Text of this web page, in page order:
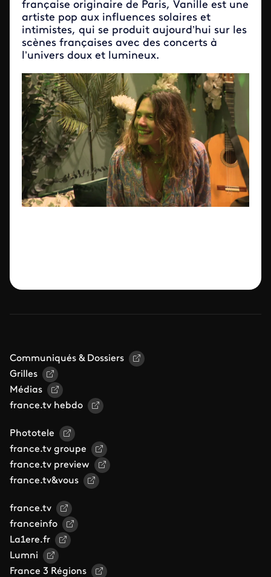
française originaire de Paris, Vanille est une
artiste pop aux influences solaires et
intimistes, qui se produit aujourd’hui sur les
scènes françaises avec des concerts à
l’univers doux et lumineux.
Communiqués & Dossiers
Grilles
Médias
france.tv hebdo
Phototele
france.tv groupe
france.tv preview
france.tv&vous
france.tv
franceinfo
La1ere.fr
Lumni
France 3 Régions